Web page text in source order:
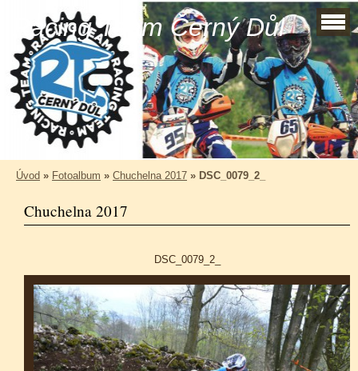
Racing Team Černý Důl
Úvod » Fotoalbum » Chuchelna 2017 » DSC_0079_2_
Chuchelna 2017
DSC_0079_2_